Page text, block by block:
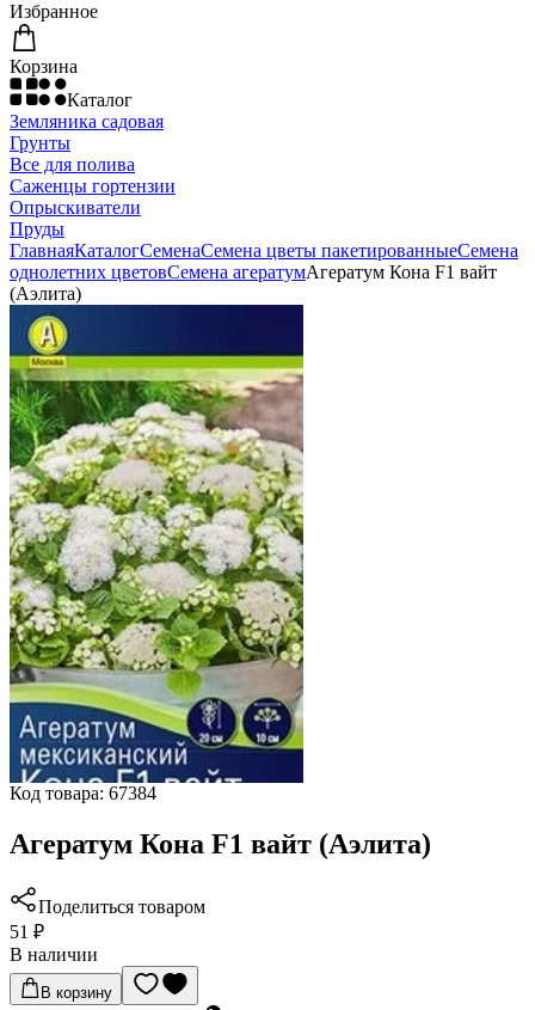
Избранное
Корзина
Каталог
Земляника садовая
Грунты
Все для полива
Саженцы гортензии
Опрыскиватели
Пруды
ГлавнаяКаталогСеменаСемена цветы пакетированныеСемена
однолетних цветовСемена агератумАгератум Кона F1 вайт
(Аэлита)
Код товара: 67384
Агератум Кона F1 вайт (Аэлита)
Поделиться товаром
51 ₽
В наличии
В корзину